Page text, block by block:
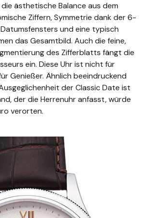
ästhetische Balance aus dem
Ziffern, Symmetrie dank der 6-
und eine typisch
das Gesamtbild. Auch die feine,
des Zifferblatts fängt die
ein. Diese Uhr ist nicht für
Genießer. Ähnlich beeindruckend
der Classic Date ist
der die Herrenuhr anfasst, würde
verorten.